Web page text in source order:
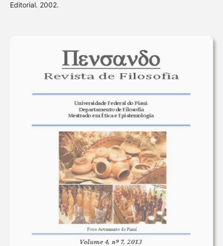
Editorial. 2002.